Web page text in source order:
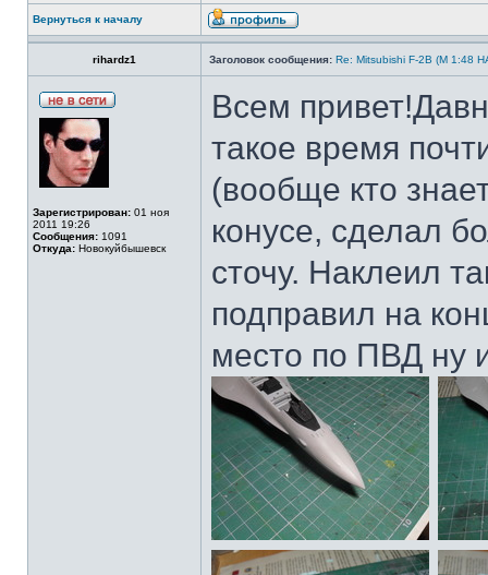
Вернуться к началу
rihardz1 Заголовок сообщения: Re: Mitsubishi F-2B (M 1:48
Зарегистрирован: 01 ноя
2011 19:26
Сообщения: 1091
Откуда: Новокуйбышевск
Всем
такое время
(вообще кто
конусе, сделал
сточу. Наклеил
подправил на
место по ПВД ну